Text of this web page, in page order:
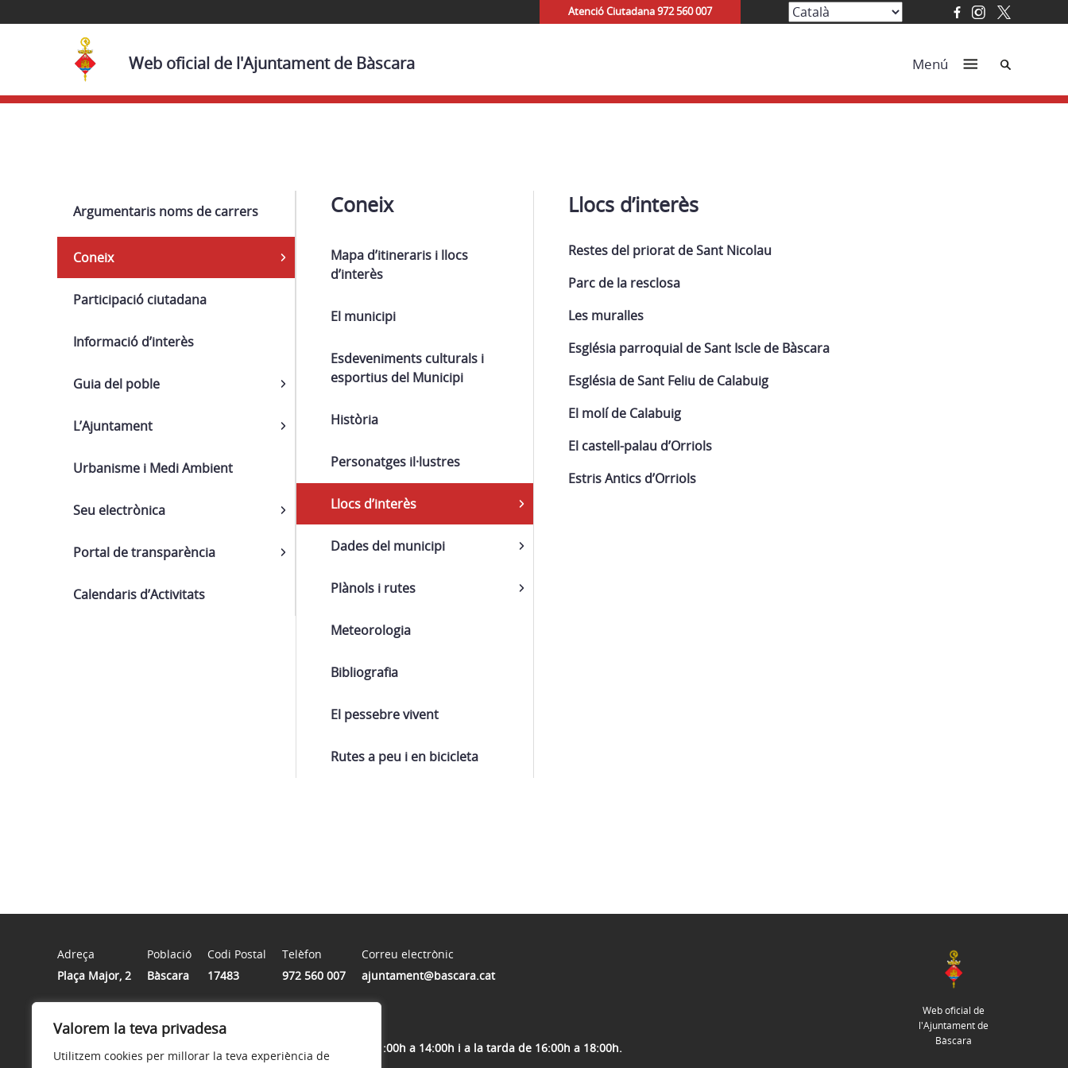
Valorem la teva privadesa
Utilitzem cookies per millorar la teva experiència de
Atenció Ciutadana 972 560 007
Web oficial de l'Ajuntament de Bàscara Menú Cerca
Navega
Argumentaris noms de carrers
Coneix
Coneix
Mapa d’itineraris i llocs
d’interès
El municipi
Esdeveniments culturals i
esportius del Municipi
Història
Personatges il·lustres
Llocs d’interès
Llocs d’interès
Restes del priorat de Sant Nicolau
Parc de la resclosa
Les muralles
Església parroquial de Sant Iscle de Bàscara
Església de Sant Feliu de Calabuig
El molí de Calabuig
El castell-palau d’Orriols
Estris Antics d’Orriols
Dades del municipi
Plànols i rutes
Meteorologia
Bibliografia
El pessebre vivent
Rutes a peu i en bicicleta
Participació ciutadana
Informació d’interès
Guia del poble
L’Ajuntament
Urbanisme i Medi Ambient
Seu electrònica
Portal de transparència
Calendaris d’Activitats
Adreça
Plaça Major, 2
Població
Bàscara
Codi Postal
17483
Telèfon
972 560 007
Correu electrònic
ajuntament@bascara.cat
Horari
De dilluns a divendres de 8:00h a 14:00h, excepte dijous d'11:00h a 14:00h i a la tarda de 16:00h a 18:00h.
Web oficial de
l'Ajuntament de
Bàscara